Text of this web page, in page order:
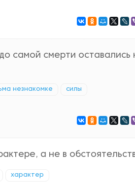
самой смерти оставались
незнакомке силы
а не в
характер